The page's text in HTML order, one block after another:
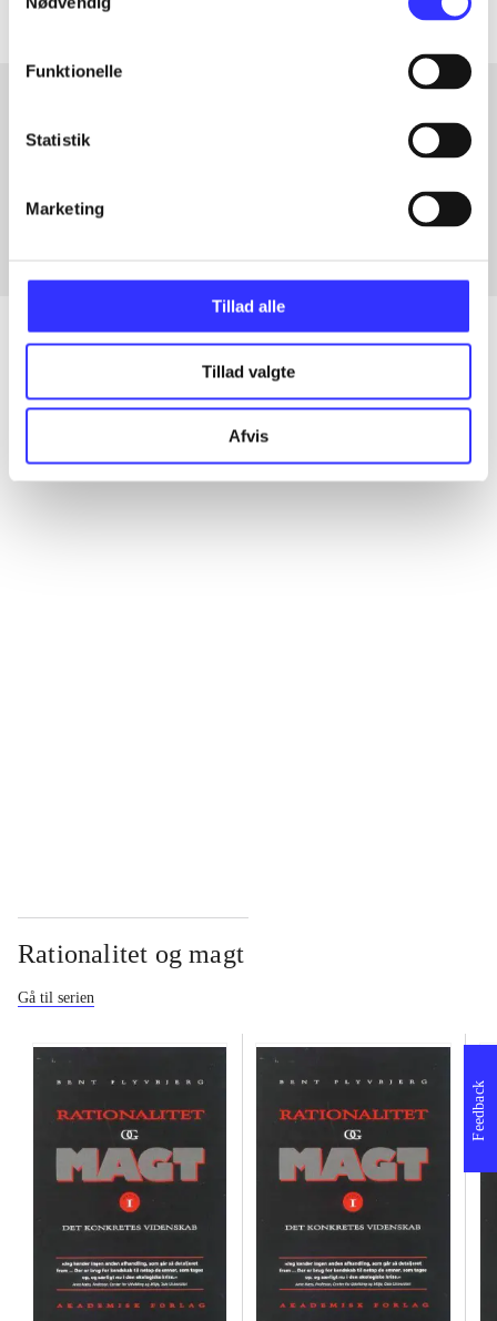
Funktionelle
Statistik
Marketing
Tillad alle
Tillad valgte
Afvis
Artikler med samme emner
Artikler
Alle registrerede artikler fordelt på udgivelser
Rationalitet og magt
Gå til serien
Feedback